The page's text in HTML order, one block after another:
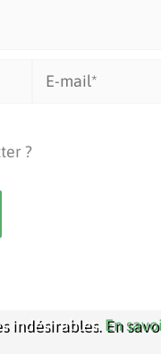
?
indésirables. En